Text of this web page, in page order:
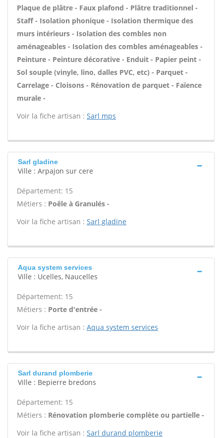
Plaque de plâtre - Faux plafond - Plâtre traditionnel -
Staff - Isolation phonique - Isolation thermique des
murs intérieurs - Isolation des combles non
aménageables - Isolation des combles aménageables -
Peinture - Peinture décorative - Enduit - Papier peint -
Sol souple (vinyle, lino, dalles PVC, etc) - Parquet -
Carrelage - Cloisons - Rénovation de parquet - Faïence
murale -
Voir la fiche artisan : Sarl mps
Sarl gladine
Ville : Arpajon sur cere
Département: 15
Métiers : Poêle à Granulés -
Voir la fiche artisan : Sarl gladine
Aqua system services
Ville : Ucelles, Naucelles
Département: 15
Métiers : Porte d'entrée -
Voir la fiche artisan : Aqua system services
Sarl durand plomberie
Ville : Bepierre bredons
Département: 15
Métiers : Rénovation plomberie complète ou partielle -
Voir la fiche artisan : Sarl durand plomberie